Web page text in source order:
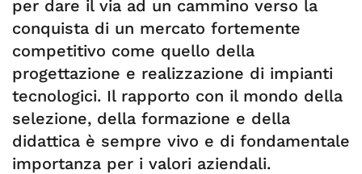
per dare il via ad un cammino verso la
conquista di un mercato fortemente
competitivo come quello della
progettazione e realizzazione di impianti
tecnologici. Il rapporto con il mondo della
selezione, della formazione e della
didattica è sempre vivo e di fondamentale
importanza per i valori aziendali.